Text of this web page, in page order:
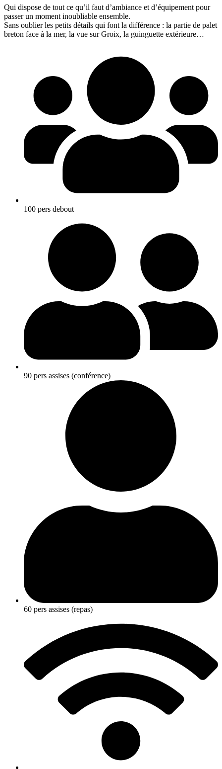
Qui dispose de tout ce qu’il faut d’ambiance et d’équipement pour
passer un moment inoubliable ensemble.
Sans oublier les petits détails qui font la différence : la partie de palet
breton face à la mer, la vue sur Groix, la guinguette extérieure…
100 pers debout
90 pers assises (conférence)
60 pers assises (repas)